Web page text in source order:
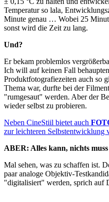
Temperatur so lala,
Minute genau … Wobei 25
sonst wird die Zeit zu lang.
Und?
Er bekam problemlos
Ich will auf keinen Fall
Produktfotografiezeiten auch so
Thema war, durfte bei der
"rumgesaut" werden. Aber der
wieder selbst zu probieren.
Neben CineStiil bietet auch
zur leichteren Selbstentwicklung
ABER: Alles kann, nichts muss
Mal sehen, was zu schaffen ist.
paar analoge Objektiv-
"digitalisiert" werden, sprich auf